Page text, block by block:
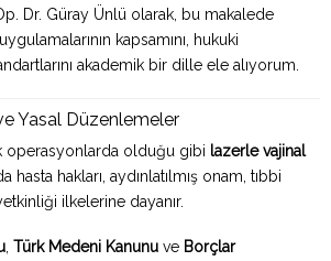
Dr. Güray Ünlü olarak, bu makalede
kapsamını, hukuki
akademik bir dille ele alıyorum.
Yasal Düzenlemeler
operasyonlarda olduğu gibi lazerle vajinal
hasta hakları, aydınlatılmış onam, tıbbi
ilkelerine dayanır.
, Türk Medeni Kanunu ve Borçlar